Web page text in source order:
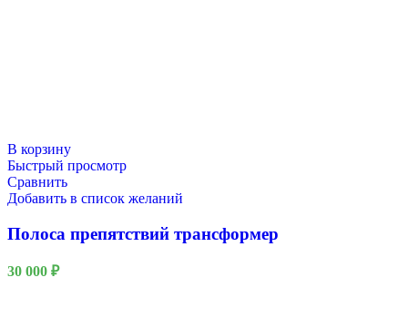
В корзину
Быстрый просмотр
Сравнить
Добавить в список желаний
Полоса препятствий трансформер
30 000 ₽